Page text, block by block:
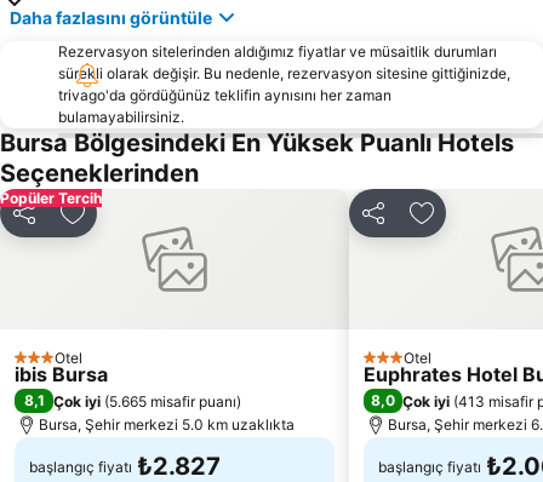
Balibey Han
Daha fazlasını görüntüle
Rezervasyon sitelerinden aldığımız fiyatlar ve müsaitlik durumları
sürekli olarak değişir. Bu nedenle, rezervasyon sitesine gittiğinizde,
trivago'da gördüğünüz teklifin aynısını her zaman
bulamayabilirsiniz.
Bursa Bölgesindeki En Yüksek Puanlı Hotels
Seçeneklerinden
Popüler Tercih
Paylaş Favorilerime ekle
3 Yıldız
Otel
ibis Bursa
8,1 Çok iyi (5.665 misafir puanı)
Bursa, Şehir merkezi 5.0 km uzaklıkta
başlangıç fiyatı ₺2.827
Paylaş Favorilerime
3 Yıldız
Otel
Euphrates Hotel
8,0 Çok iyi (413 misafir
Bursa, Şehir merkezi
başlangıç fiyatı